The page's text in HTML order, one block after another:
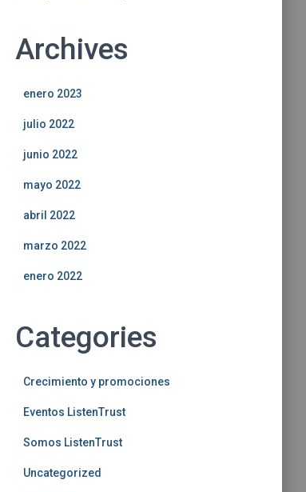
Archives
enero 2023
julio 2022
junio 2022
mayo 2022
abril 2022
marzo 2022
enero 2022
Categories
Crecimiento y promociones
Eventos ListenTrust
Somos ListenTrust
Uncategorized